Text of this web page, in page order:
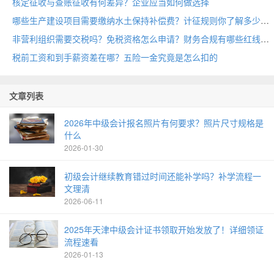
哪些生产建设项目需要缴纳水土保持补偿费？计征规则你了解多少
非营利组织需要交税吗？免税资格怎么申请？财务合规有哪些红线
税前工资和到手薪资差在哪？五险一金究竟是怎么扣的
文章列表
2026年中级会计报名照片有何要求？照片尺寸规格是
什么
2026-01-30
初级会计继续教育错过时间还能补学吗？补学流程一
文理清
2026-06-11
2025年天津中级会计证书领取开始发放了！详细领证
流程速看
2026-01-13